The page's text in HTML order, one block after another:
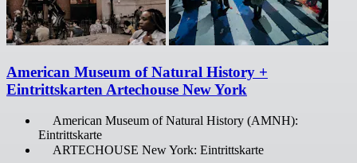
American Museum of Natural History +
Eintrittskarten Artechouse New York
American Museum of Natural History (AMNH):
Eintrittskarte
ARTECHOUSE New York: Eintrittskarte